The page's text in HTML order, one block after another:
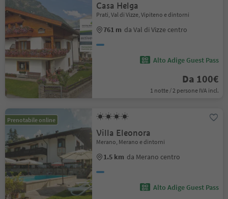
Casa Helga
Prati, Val di Vizze, Vipiteno e dintorni
761 m da Val di Vizze centro
Alto Adige Guest Pass
Da 100€
1 notte / 2 persone IVA incl.
Prenotabile online
Villa Eleonora
Merano, Merano e dintorni
1.5 km da Merano centro
Alto Adige Guest Pass